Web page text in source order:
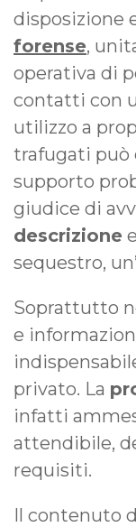
disposizione
forense,
operativa di
contatti con
utilizzo a
trafugati può
supporto
giudice di
descrizione
sequestro,
Soprattutto
e
privato. La
infatti
attendibile,
requisiti.
Il contenuto